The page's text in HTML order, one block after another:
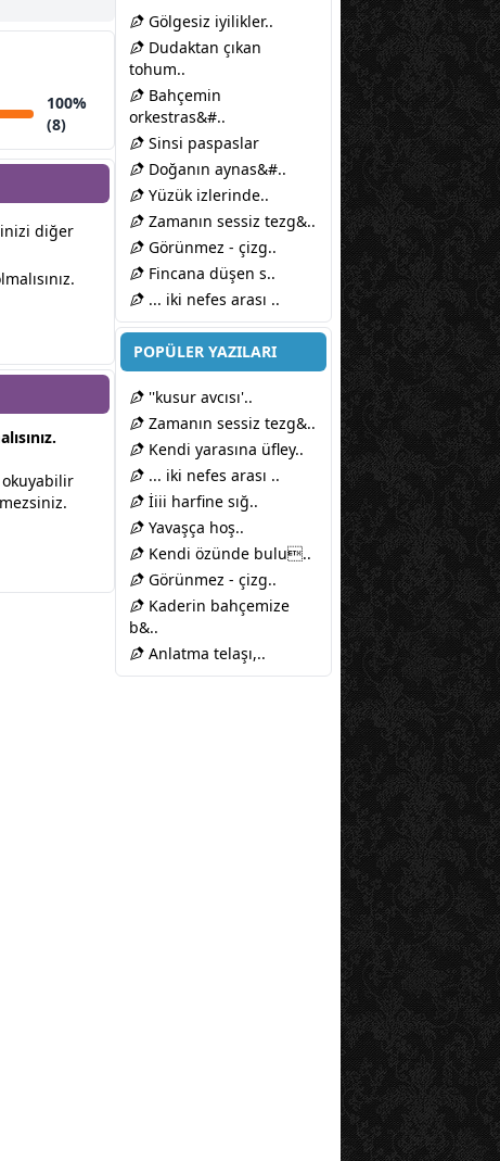
100%
(8)
diğer
okuyabilir
Gölgesiz iyilikler..
Dudaktan çıkan
tohum..
Bahçemin
orkestras&#..
Sinsi paspaslar
Doğanın aynas&#..
Yüzük izlerinde..
Zamanın sessiz tezg&..
Görünmez - çizg..
Fincana düşen s..
... iki nefes arası ..
POPÜLER YAZILARI
''kusur avcısı'..
Zamanın sessiz tezg&..
Kendi yarasına üfley..
... iki nefes arası ..
İiii harfine sığ..
Yavaşça hoş..
Kendi özünde bulu..
Görünmez - çizg..
Kaderin bahçemize
b&..
Anlatma telaşı,..